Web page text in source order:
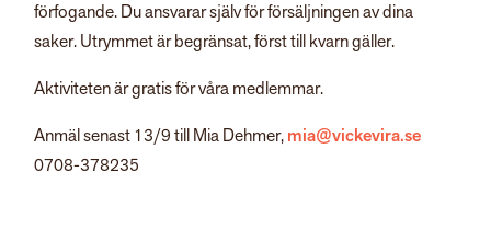
förfogande. Du ansvarar själv för försäljningen av dina
saker. Utrymmet är begränsat, först till kvarn gäller.
Aktiviteten är gratis för våra medlemmar.
Anmäl senast 13/9 till Mia Dehmer,mia@vickevira.se
0708-378235